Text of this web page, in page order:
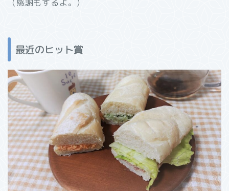
（感謝もするよ。）
最近のヒット賞